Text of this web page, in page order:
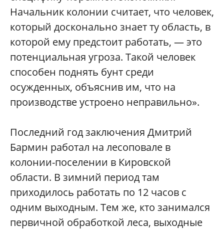
Начальник колонии считает, что человек,
который досконально знает ту область, в
которой ему предстоит работать, — это
потенциальная угроза. Такой человек
способен поднять бунт среди
осужденных, объяснив им, что на
производстве устроено неправильно».
Последний год заключения Дмитрий
Бармин работал на лесоповале в
колонии-поселении в Кировской
области. В зимний период там
приходилось работать по 12 часов с
одним выходным. Тем же, кто занимался
первичной обработкой леса, выходные